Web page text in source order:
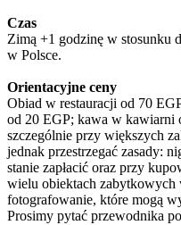
Czas
Zimą +1 godzinę w stosunku
w Polsce.
Orientacyjne ceny
Obiad w restauracji od 70
od 20 EGP; kawa w kawiarni
szczególnie przy większych
jednak przestrzegać zasady:
stanie zapłacić oraz przy
wielu obiektach zabytkowych
fotografowanie, które mogą
Prosimy pytać przewodnika